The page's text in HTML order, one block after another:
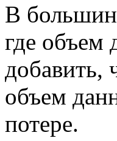
В
где объем
добавить,
объем
потере.